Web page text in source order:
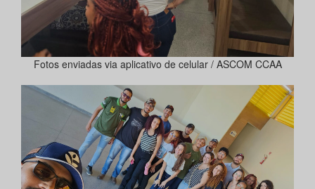
Fotos enviadas via aplicativo de celular / ASCOM CCAA